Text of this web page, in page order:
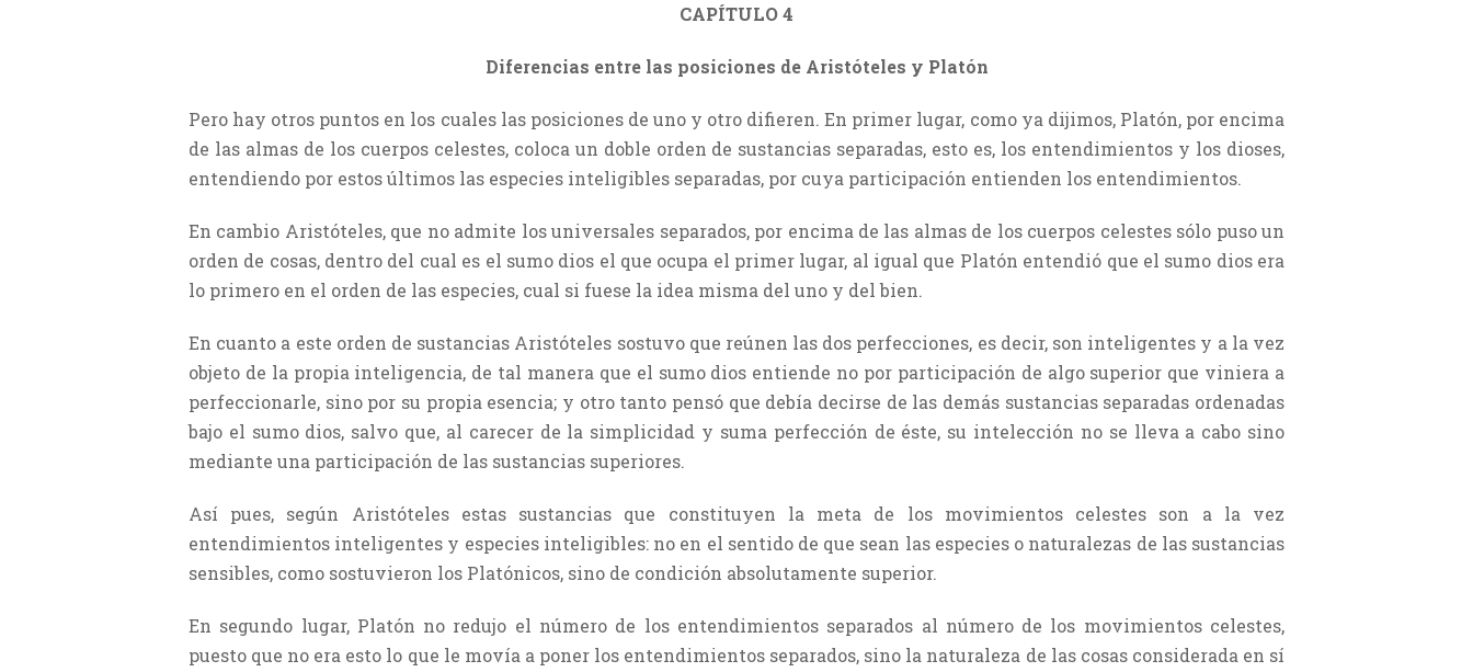
CAPÍTULO 4
Diferencias entre las posiciones de Aristóteles y Platón
Pero hay otros puntos en los cuales las posiciones de uno y otro difieren. En primer lugar, como ya dijimos, Platón, por encima
de las almas de los cuerpos celestes, coloca un doble orden de sustancias separadas, esto es, los entendimientos y los dioses,
entendiendo por estos últimos las especies inteligibles separadas, por cuya participación entienden los entendimientos.
En cambio Aristóteles, que no admite los universales separados, por encima de las almas de los cuerpos celestes sólo puso un
orden de cosas, dentro del cual es el sumo dios el que ocupa el primer lugar, al igual que Platón entendió que el sumo dios era
lo primero en el orden de las especies, cual si fuese la idea misma del uno y del bien.
En cuanto a este orden de sustancias Aristóteles sostuvo que reúnen las dos perfecciones, es decir, son inteligentes y a la vez
objeto de la propia inteligencia, de tal manera que el sumo dios entiende no por participación de algo superior que viniera a
perfeccionarle, sino por su propia esencia; y otro tanto pensó que debía decirse de las demás sustancias separadas ordenadas
bajo el sumo dios, salvo que, al carecer de la simplicidad y suma perfección de éste, su intelección no se lleva a cabo sino
mediante una participación de las sustancias superiores.
Así pues, según Aristóteles estas sustancias que constituyen la meta de los movimientos celestes son a la vez
entendimientos inteligentes y especies inteligibles: no en el sentido de que sean las especies o naturalezas de las sustancias
sensibles, como sostuvieron los Platónicos, sino de condición absolutamente superior.
En segundo lugar, Platón no redujo el número de los entendimientos separados al número de los movimientos celestes,
puesto que no era esto lo que le movía a poner los entendimientos separados, sino la naturaleza de las cosas considerada en sí